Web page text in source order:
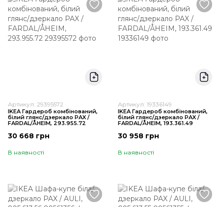
Артикул: 29395572
IKEA Гардероб комбінований,
білий глянс/дзеркало PAX /
FARDAL/ÅHEIM, 293.955.72
30 668 грн
В наявності
Артикул: 19336149
IKEA Гардероб комбінований,
білий глянс/дзеркало PAX /
FARDAL/ÅHEIM, 193.361.49
30 958 грн
В наявності